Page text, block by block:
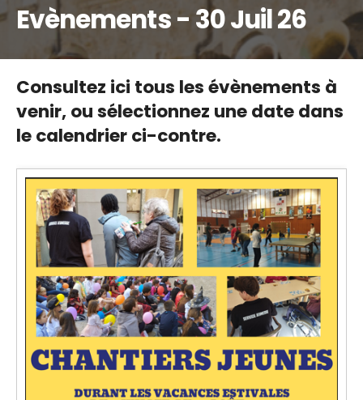
Evènements - 30 Juil 26
Consultez ici tous les évènements à
venir,ou sélectionnez une date dans
le calendrier ci-contre.